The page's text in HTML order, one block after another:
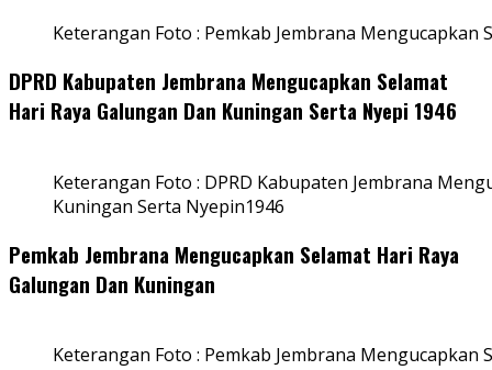
Keterangan Foto : Pemkab Jembrana Mengucapkan
DPRD Kabupaten Jembrana Mengucapkan Selamat
Hari Raya Galungan Dan Kuningan Serta Nyepi 1946
Keterangan Foto : DPRD Kabupaten Jembrana
Kuningan Serta Nyepin1946
Pemkab Jembrana Mengucapkan Selamat Hari Raya
Galungan Dan Kuningan
Keterangan Foto : Pemkab Jembrana Mengucapkan